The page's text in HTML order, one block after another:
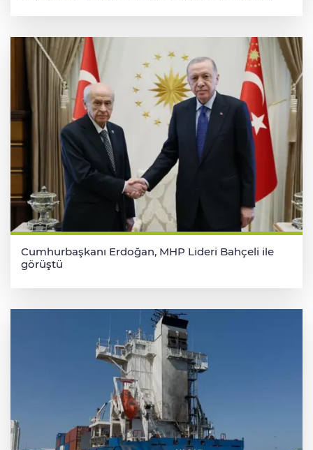
Cumhurbaşkanı Erdoğan, MHP Lideri Bahçeli ile
görüştü